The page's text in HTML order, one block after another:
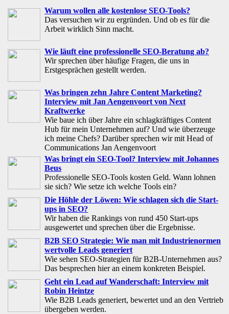
Warum wollen alle kostenlose SEO-Tools?
Das versuchen wir zu ergründen. Und ob es für die
Arbeit wirklich Sinn macht.
Wie läuft eine professionelle SEO-Beratung ab?
Wir sprechen über häufige Fragen, die uns in
Erstgesprächen gestellt werden.
Was bringen zehn Jahre Content Marketing?
Interview mit Jan Aengenvoort von Next
Kraftwerke
Wie baue ich über Jahre ein schlagkräftiges Content
Hub für mein Unternehmen auf? Und wie überzeuge
ich meine Chefs? Darüber sprechen wir mit Head of
Communications Jan Aengenvoort
Was bringt ein SEO-Tool? Interview mit Johannes
Beus
Professionelle SEO-Tools kosten Geld. Wann lohnen
sie sich? Wie setze ich welche Tools ein?
Die Höhle der Löwen: Wie schlagen sich die Start-
ups in SEO?
Wir haben die Rankings von rund 450 Start-ups
ausgewertet und sprechen über die Ergebnisse.
B2B SEO Strategie: Wie man mit Industrienormen
wertvolle Leads generiert
Wie sehen SEO-Strategien für B2B-Unternehmen aus?
Das besprechen hier an einem konkreten Beispiel.
Geht ein Lead auf Wanderschaft: Interview mit
Robin Heintze
Wie B2B Leads generiert, bewertet und an den Vertrieb
übergeben werden.